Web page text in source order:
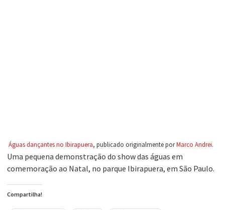
Águas dançantes no Ibirapuera, publicado originalmente porMarco Andrei.
Uma pequena demonstração do show das águas em
comemoração ao Natal, no parque Ibirapuera, em São Paulo.
Compartilha!